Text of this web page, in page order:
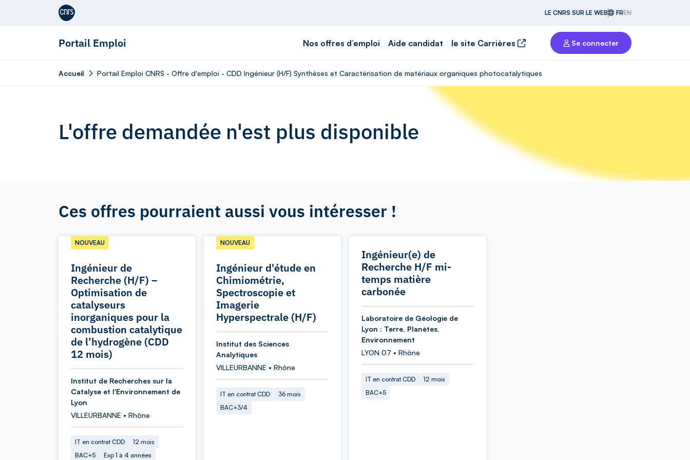
Aller au contenu
LE CNRS SUR LE WEB FREN
Portail Emploi Nos offres d’emploi Aide candidat le site Carrières Se connecter
Accueil Portail Emploi CNRS - Offre d'emploi - CDD Ingénieur (H/F) Synthèses et Caractérisation de matériaux organiques photocatalytiques
L'offre demandée n'est plus disponible
Ces offres pourraient aussi vous intéresser !
Ingénieur de
Recherche (H/F) –
Optimisation de
catalyseurs
inorganiques pour la
combustion catalytique
de l’hydrogène (CDD
12 mois)
NOUVEAU
Institut de Recherches sur la
Catalyse et l'Environnement de
Lyon
VILLEURBANNE • Rhône
IT en contrat CDD
12 mois
BAC+5
Exp 1 à 4 années
Ingénieur d'étude en
Chimiométrie,
Spectroscopie et
Imagerie
Hyperspectrale (H/F)
NOUVEAU
Institut des Sciences
Analytiques
VILLEURBANNE • Rhône
IT en contrat CDD
36 mois
BAC+3/4
Ingénieur(e) de
Recherche H/F mi-
temps matière
carbonée
Laboratoire de Géologie de
Lyon : Terre, Planètes,
Environnement
LYON 07 • Rhône
IT en contrat CDD
12 mois
BAC+5